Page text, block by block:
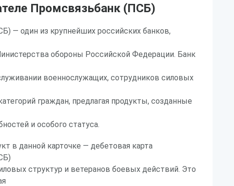
Промсвязьбанк (ПСБ)
— один из крупнейших российских банков,
обороны Российской Федерации. Банк
военнослужащих, сотрудников силовых
граждан, предлагая продукты, созданные
и особого статуса.
в данной карточке — дебетовая карта
структур и ветеранов боевых действий. Это